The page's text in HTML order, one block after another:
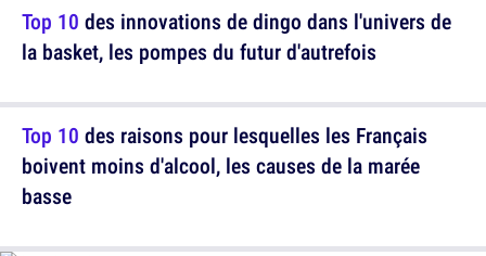
Top 10 des raisons pour lesquelles les Français
boivent moins d'alcool, les causes de la marée
basse
Top 10 des innovations de dingo dans l'univers de
la basket, les pompes du futur d'autrefois